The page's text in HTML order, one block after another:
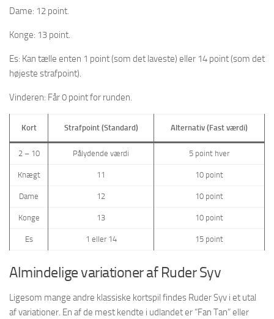
Dame: 12 point.
Konge: 13 point.
Es: Kan tælle enten 1 point (som det laveste) eller 14 point (som det
højeste strafpoint).
Vinderen: Får 0 point for runden.
Kort Strafpoint (Standard) Alternativ (Fast værdi)
2 – 10 Pålydende værdi 5 point hver
Knægt 11 10 point
Dame 12 10 point
Konge 13 10 point
Es 1 eller 14 15 point
Almindelige variationer af Ruder Syv
Ligesom mange andre klassiske kortspil findes Ruder Syv i et utal
af variationer. En af de mest kendte i udlandet er “Fan Tan” eller